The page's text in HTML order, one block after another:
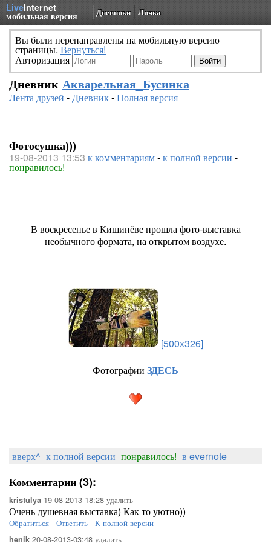
LiveInternet
мобильная версия Дневники Личка
Вы были перенаправлены на мобильную версию
страницы. Вернуться!
Авторизация
Дневник Акварельная_Бусинка
Лента друзей -Дневник-Полная версия
Фотосушка)))
19-08-2013 13:53 к комментариям-к полной версии -
понравилось!
В воскресенье в Кишинёве прошла фото-выставка
необычного формата, на открытом воздухе.
[500x326]
Фотографии ЗДЕСЬ
вверх^ к полной версии понравилось! в evernote
Комментарии (3):
kristulya 19-08-2013-18:28 удалить
Очень душевная выставка) Как то уютно))
Обратиться - Ответить - К полной версии
henik 20-08-2013-03:48 удалить